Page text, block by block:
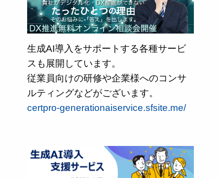
生成AI導入をサポートする各種サービ
スも展開しています。
従業員向けの研修や企業様へのコンサ
ルティングなどがございます。
certpro-generationaiservice.sfsite.me/